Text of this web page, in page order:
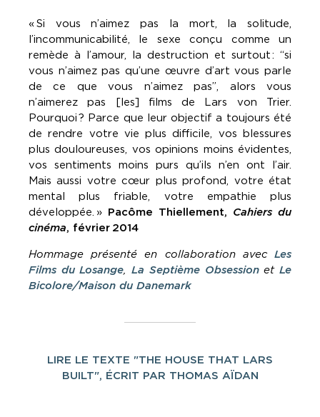
«Si vous n’aimez pas la mort, la solitude,
l’incommunicabilité, le sexe conçu comme un
remède à l’amour, la destruction et surtout: “si
vous n’aimez pas qu’une œuvre d’art vous parle
de ce que vous n’aimez pas”, alors vous
n’aimerez pas [les] films de Lars von Trier.
Pourquoi? Parce que leur objectif a toujours été
de rendre votre vie plus difficile, vos blessures
plus douloureuses, vos opinions moins évidentes,
vos sentiments moins purs qu’ils n’en ont l’air.
Mais aussi votre cœur plus profond, votre état
mental plus friable, votre empathie plus
développée. » Pacôme Thiellement, Cahiers du
cinéma, février 2014
Hommage présenté en collaboration avec Les
Films du Losange,La Septième ObsessionetLe
Bicolore/Maison du Danemark
LIRE LE TEXTE "THE HOUSE THAT LARS
BUILT", ÉCRIT PAR THOMAS AÏDAN